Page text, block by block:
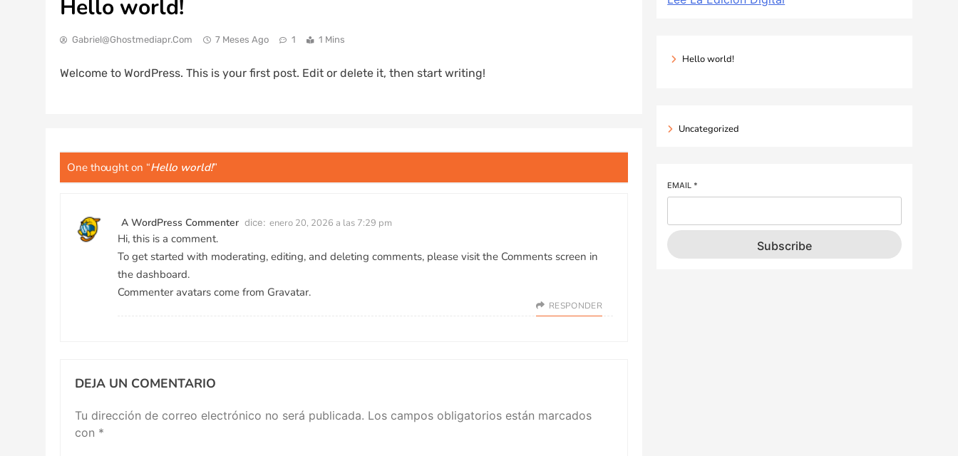
Hello world!
Gabriel@ghostmediapr.com 7 Meses Ago 1 1 Mins
Welcome to WordPress. This is your first post. Edit or delete it, then start writing!
One thought on “Hello world!”
A WordPress Commenter dice: enero 20, 2026 a las 7:29 pm
Hi, this is a comment.
To get started with moderating, editing, and deleting comments, please visit the Comments screen in
the dashboard.
Commenter avatars come from Gravatar.
RESPONDER
DEJA UN COMENTARIO
Tu dirección de correo electrónico no será publicada. Los campos obligatorios están marcados
con *
Hello world!
Uncategorized
EMAIL *
Subscribe